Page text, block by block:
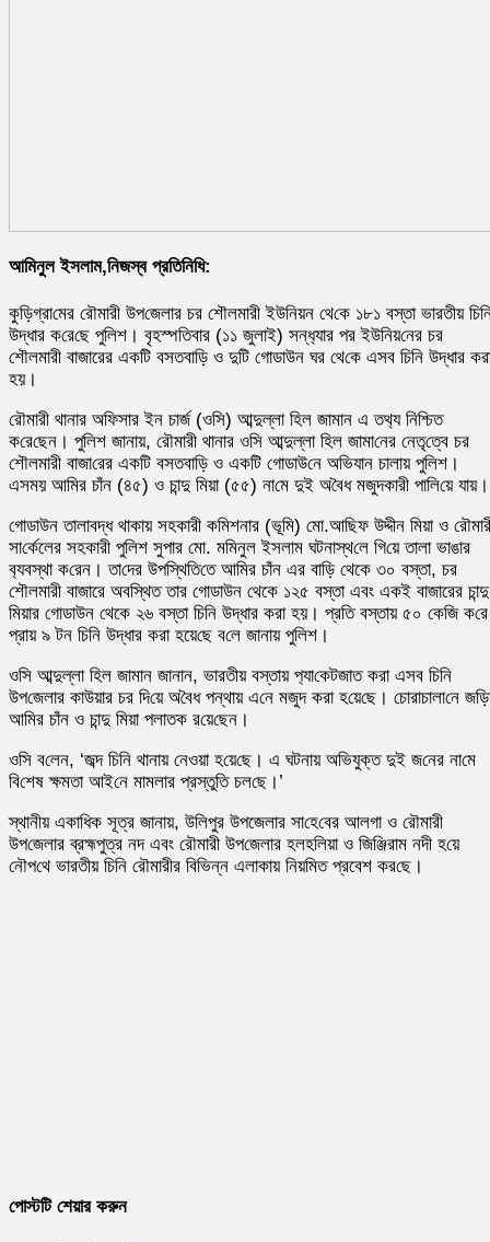
আমিনুল ইসলাম,নিজস্ব প্রতিনিধি:
কু‌ড়িগ্রা‌মের রৌমারী উপ‌জেলার চর শৌলমারী ইউ‌নিয়ন থে‌কে ১৮১ বস্তা ভারতীয়
উদ্ধার ক‌রে‌ছে পু‌লিশ। বৃহস্প‌তিবার (১১ জুলাই) সন্ধ‌্যার পর ইউ‌নিয়‌নের চর
শৌলমারী বাজারের এক‌টি বসতবা‌ড়ি ও দু‌টি গোডাউন ঘর থে‌কে এসব চি‌নি উদ্ধার
হয়।
রৌমারী থানার অ‌ফিসার ইন চার্জ (ও‌সি) আব্দুল্লা হিল জামান এ তথ‌্য নি‌শ্চিত
ক‌রে‌ছেন। পু‌লিশ জানায়, রৌমারী থানার ও‌সি আব্দুল্লা হিল জামা‌নের নেতৃ‌ত্বে চর
শৌলমারী বাজা‌রের এক‌টি বসতবা‌ড়ি ও এক‌টি গোডাউ‌নে অ‌ভিযান চালায় পু‌লিশ।
এসময় আ‌মির চাঁন (৪৫) ও চান্দু মিয়া (৫৫) না‌মে দুই অ‌বৈধ মজুদকারী পা‌লি‌য়ে যায়।
গোডাউন তালাবদ্ধ থাকায় সহকারী ক‌মিশনার (ভূ‌মি) মো.আ‌ছিফ উদ্দীন মিয়া ও
সা‌র্কেলের সহকারী পুলিশ সুপার মো. ম‌মিনুল ইসলাম ঘটনাস্থ‌লে গি‌য়ে তালা ভাঙার
ব‌্যবস্থা ক‌রেন। তা‌দের উপ‌স্থি‌তি‌তে আমির চাঁন এর বাড়ি থেকে ৩০ বস্তা, চর
শৌলমারী বাজারে অব‌স্থিত তার গোডাউন থেকে ১২৫ বস্তা এবং একই বাজারের চান্দু
মিয়ার গোডাউন থেকে ২৬ বস্তা চি‌নি উদ্ধার করা হয়। প্রতি বস্তায় ৫০ কে‌জি ক‌রে
প্রায় ৯ টন চি‌নি উদ্ধার করা হয়ে‌ছে ব‌লে জানায় পু‌লিশ।
ওসি আব্দুল্লা হিল জামান জানান, ভারতীয় বস্তায় প‌্যা‌কেটজাত করা এসব চি‌নি
উপ‌জেলার কাউয়ার চর দি‌য়ে অ‌বৈধ পন্থায় এ‌নে মজুদ করা হ‌য়ে‌ছে। চোরাচালা‌নে
আ‌মির চাঁন ও চান্দু মিয়া পলাতক র‌য়ে‌ছেন।
ও‌সি ব‌লেন, ‘জব্দ চি‌নি থানায় নেওয়া হ‌য়ে‌ছে। এ ঘটনায় অ‌ভিযুক্ত দুই জ‌নের না‌মে
‌বি‌শেষ ক্ষমতা আই‌নে মামলার প্রস্তু‌তি চল‌ছে।’
স্থানীয় একা‌ধিক সূত্র জানায়, উলিপুর উপজেলার সা‌হে‌বের আলগা ও রৌমারী
উপ‌জেলার ব্রহ্মপুত্র নদ এবং রৌমারী উপ‌জেলার হলহলিয়া ও জিঞ্জিরাম নদী হ‌য়ে
নৌ‌প‌থে ভারতীয় চিনি রৌমারীর বি‌ভিন্ন এলাকায় নিয়‌মিত প্রবেশ কর‌ছে।
পোস্টটি শেয়ার করুন